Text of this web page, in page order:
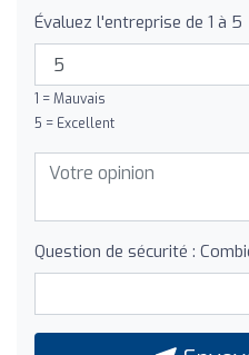
Évaluez l'entreprise de 1 à 5
1 = Mauvais
5 = Excellent
Question de sécurité :